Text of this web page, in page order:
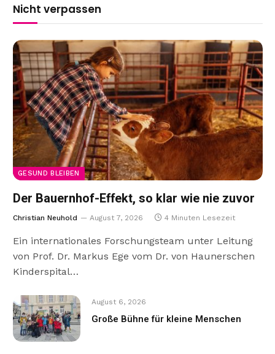
Nicht verpassen
GESUND BLEIBEN
Der Bauernhof-Effekt, so klar wie nie zuvor
Christian Neuhold August 7, 2026 4 Minuten Lesezeit
Ein internationales Forschungsteam unter Leitung
von Prof. Dr. Markus Ege vom Dr. von Haunerschen
Kinderspital…
August 6, 2026
Große Bühne für kleine Menschen